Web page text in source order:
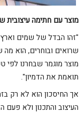
מוצר עם חתימה עיצובית
"זהו הבדל של שמים
שרואים ובוחרים, הוא מה
מוצר מוגמר שבחרנו לפי
תואמת את הדמיון".
אך החיסכון הוא לא רק
העיצוב והתכנון ולא